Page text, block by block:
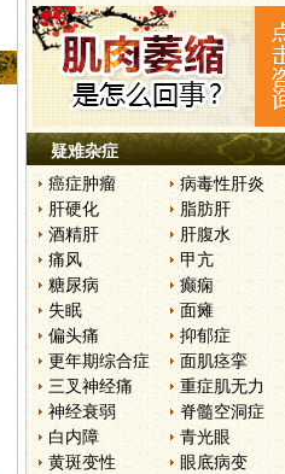
疑难杂症
癌症肿瘤
病毒性肝炎
肝硬化
脂肪肝
酒精肝
肝腹水
痛风
甲亢
糖尿病
癫痫
失眠
面瘫
偏头痛
抑郁症
更年期综合症
面肌痉挛
三叉神经痛
重症肌无力
神经衰弱
脊髓空洞症
白内障
青光眼
黄斑变性
眼底病变